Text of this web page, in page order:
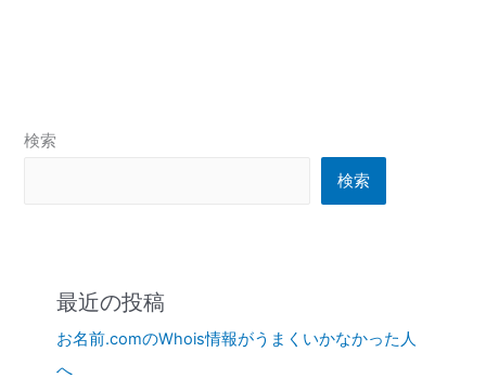
検索
検索
最近の投稿
お名前.comのWhois情報がうまくいかなかった人
へ